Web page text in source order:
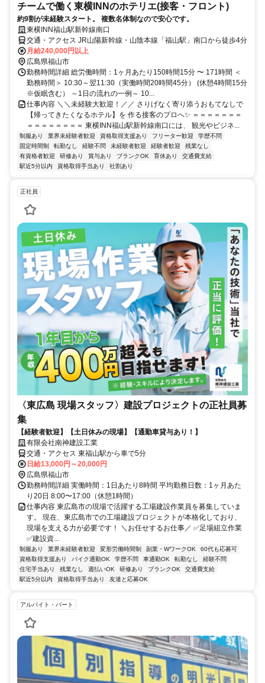
チームで働く東横INNのホテリエ(接客・フロント)
約9割が未経験スタート。 複数名体制なので安心です。
東横INN福山駅新幹線南口
交通・アクセス JR山陽新幹線・山陰本線「福山駅」南口から徒歩4分
月給240,000円以上
広島県福山市
勤務時間詳細 総労働時間：1ヶ月あたり150時間15分 〜 171時間 ＜
勤務時間＞ 10:30～翌11:30（実働時間20時間45分） (休憩4時間15分
※仮眠含む） ～1日の流れの一例～ 10...
仕事内容 ＼＼未経験大歓迎！／／ さりげなく寄り添うおもてなしで
【帰ってきたくなるホテル】を 作る接客のプロへ✨ ＝＝＝＝＝＝＝
＝＝＝＝＝＝＝＝ 東横INN福山駅新幹線南口には、 観光やビジネ...
制服あり 業界未経験者歓迎 資格取得支援あり フリーター歓迎
学歴不問
固定時間制
転勤なし 経験不問 未経験者歓迎 経験者歓迎
残業なし
有資格者歓迎
研修あり 賞与あり ブランクOK 育休あり
交通費支給
駅近5分以内
資格取得手当あり 社割あり
正社員
〈東広島 現場スタッフ〉建設プロジェクトの正社員募
集
【経験者歓迎】【土日休みの現場】【通勤車貸与あり！】
有限会社南神建設工業
交通・アクセス 東福山駅から車で5分
日給13,000円～20,000円
広島県福山市
勤務時間詳細 実働時間：1日あたり8時間 平均勤務日数：1ヶ月あた
り20日 8:00〜17:00（休憩1時間）
仕事内容 東広島市の現場で活躍する工場建設作業員を募集していま
す。 現在、東広島市での工場建設プロジェクトが本格化しており、
現場を支える力が必要です！ ＼お任せするお仕事／ ✅足場組立作業
✅建設資...
制服あり 業界未経験者歓迎 変形労働時間制 副業・WワークOK
60代も応募可
資格取得支援あり
バイク通勤OK 学歴不問 車通勤OK 転勤なし
経験不問
住宅手当あり
残業なし 週払いOK 研修あり ブランクOK
交通費支給
駅近5分以内
資格取得手当あり 友達と応募OK
アルバイト・パート